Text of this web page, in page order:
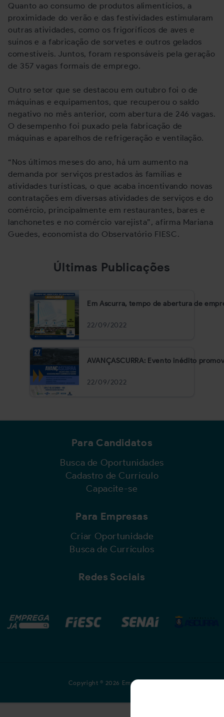
Quanto ao consumo de produtos alimentícios, a
proximidade do verão e das festividades estimularam
outras atividades, como os frigoríficos de aves e
suínos e a fabricação de sorvetes e outros gelados
comestíveis. Juntos, foram responsáveis pela geração
de 357 vagas formais de emprego.
Outro setor que se destacou em outubro foi o de
máquinas e equipamentos, que recuperou o saldo
negativo no mês anterior, com abertura de 246 vagas.
O desempenho foi puxado pela fabricação de
máquinas e aparelhos de refrigeração e ventilação.
“Nos últimos meses do ano, há um aumento na
demanda por serviços prestados às famílias e
atividades turísticas, o que acaba incentivando novas
contratações em diversas atividades de serviços e do
comércio, principalmente em restaurantes, bares e
lanchonetes e no comércio varejista”, afirma Mariana
Guedes, economista do Observatório FIESC.
Últimas Publicações
Em Ascurra, tempo de abertura de
22/09/2022
AVANÇASCURRA: Evento inédito
22/09/2022
Para Candidatos
Busca de Oportunidades
Cadastro de Currículo
Capacite-se
Para Empresas
Criar Oportunidade
Busca de Currículos
Redes Sociais
Copyright © 2026 Emprega Já